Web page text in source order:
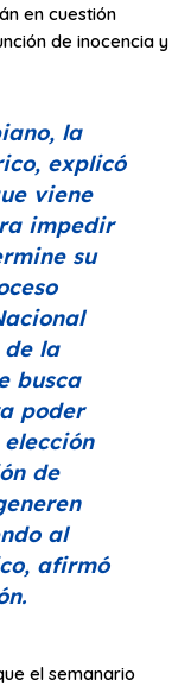
en cuestión
de inocencia y
la
explicó
viene
impedir
su
de la
busca
poder
de
al
afirmó
el semanario